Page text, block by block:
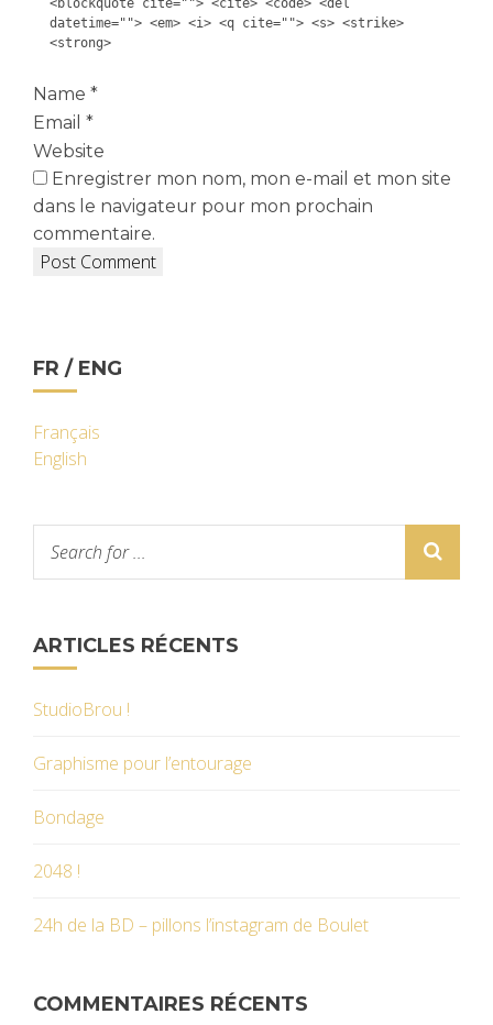
<blockquote cite=""> <cite> <code> <del
datetime=""> <em> <i> <q cite=""> <s> <strike>
<strong>
Name *
Email *
Website
Enregistrer mon nom, mon e-mail et mon site
dans le navigateur pour mon prochain
commentaire.
FR / ENG
Français
English
ARTICLES RÉCENTS
StudioBrou !
Graphisme pour l’entourage
Bondage
2048 !
24h de la BD – pillons l’instagram de Boulet
COMMENTAIRES RÉCENTS